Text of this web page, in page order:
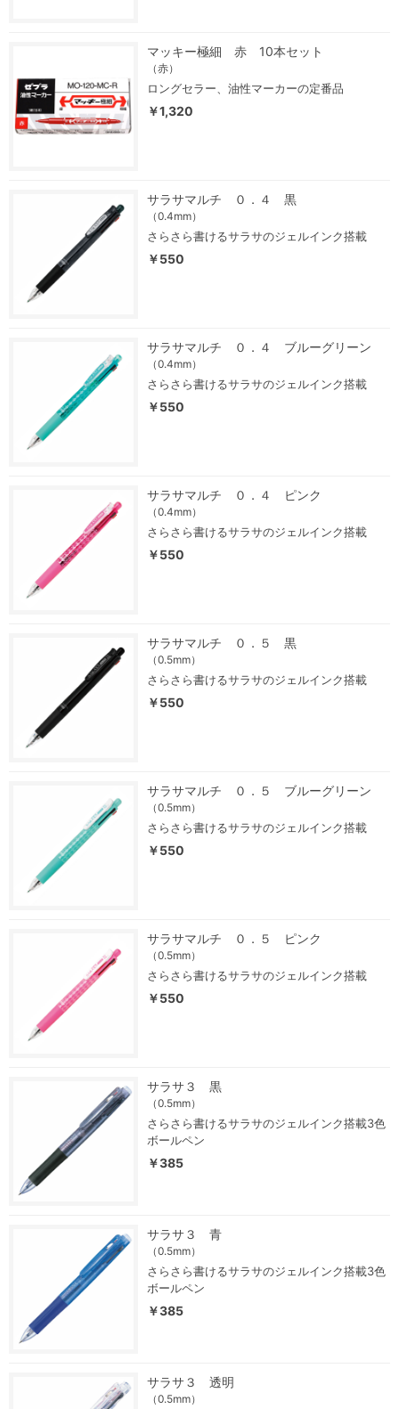
マッキー極細 赤 10本セット
（赤）
ロングセラー、油性マーカーの定番品
￥1,320
サラサマルチ ０．４ 黒
（0.4mm）
さらさら書けるサラサのジェルインク搭載
￥550
サラサマルチ ０．４ ブルーグリーン
（0.4mm）
さらさら書けるサラサのジェルインク搭載
￥550
サラサマルチ ０．４ ピンク
（0.4mm）
さらさら書けるサラサのジェルインク搭載
￥550
サラサマルチ ０．５ 黒
（0.5mm）
さらさら書けるサラサのジェルインク搭載
￥550
サラサマルチ ０．５ ブルーグリーン
（0.5mm）
さらさら書けるサラサのジェルインク搭載
￥550
サラサマルチ ０．５ ピンク
（0.5mm）
さらさら書けるサラサのジェルインク搭載
￥550
サラサ３ 黒
（0.5mm）
さらさら書けるサラサのジェルインク搭載3色
ボールペン
￥385
サラサ３ 青
（0.5mm）
さらさら書けるサラサのジェルインク搭載3色
ボールペン
￥385
サラサ３ 透明
（0.5mm）